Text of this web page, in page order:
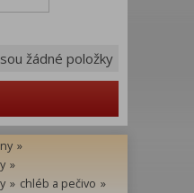
žádné položky
»
»
» chléb a pečivo »